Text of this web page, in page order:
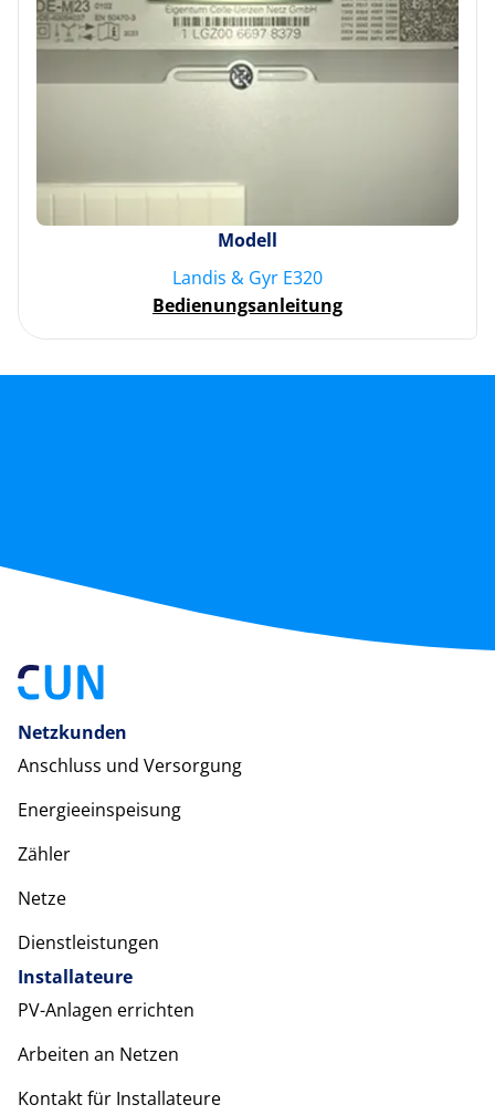
Modell
Landis & Gyr E320
Bedienungsanleitung
Netzkunden
Anschluss und Versorgung
Energieeinspeisung
Zähler
Netze
Dienstleistungen
Installateure
PV-Anlagen errichten
Arbeiten an Netzen
Kontakt für Installateure